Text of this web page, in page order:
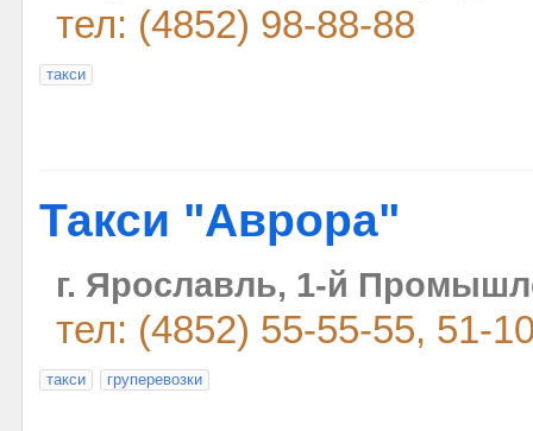
тел: (4852) 98-88-88
такси
Такси "Аврора"
г. Ярославль, 1-й
тел: (4852) 55-55-55, 51-
такси груперевозки